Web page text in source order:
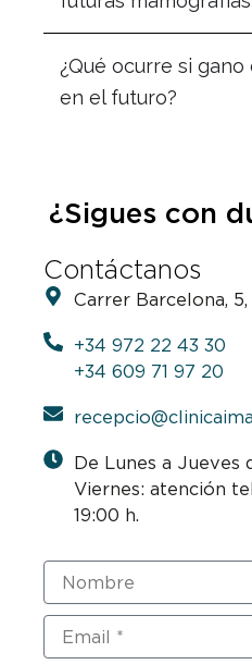
¿Qué ocurre si
en el futuro?
¿Sigues con
Contáctanos
Carrer Barcelona,
+34 972 22 43 30
+34 609 71 97 20
De Lunes a Jueves
Viernes: atención
19:00 h.
Nombre
Email